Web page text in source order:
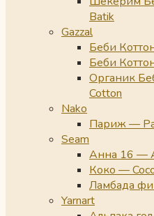
Batik
Gazzal
Беби
Беби
Органик
Cotton
Nako
Париж —
Seam
Анна 16 —
Коко —
Ламбада
Yarnart